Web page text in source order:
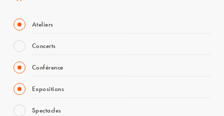
Ateliers
Concerts
Conférence
Expositions
Spectacles